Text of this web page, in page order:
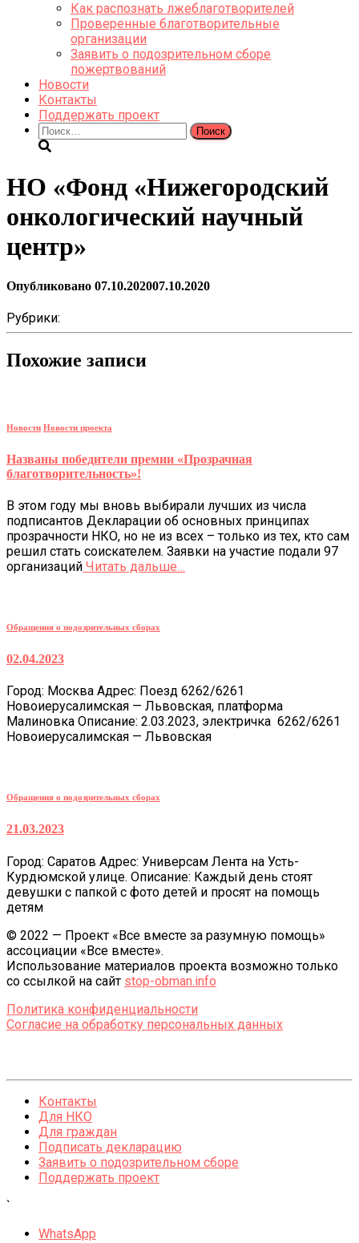
Как распознать лжеблаготворителей
Проверенные благотворительные
организации
Заявить о подозрительном сборе
пожертвований
Новости
Контакты
Поддержать проект
Найти:
НО «Фонд «Нижегородский
онкологический научный
центр»
Опубликовано 07.10.202007.10.2020
Рубрики:
Похожие записи
Новости Новости проекта
Названы победители премии «Прозрачная
благотворительность»!
В этом году мы вновь выбирали лучших из числа
подписантов Декларации об основных принципах
прозрачности НКО, но не из всех – только из тех, кто сам
решил стать соискателем. Заявки на участие подали 97
организаций Читать дальше…
Обращения о подозрительных сборах
02.04.2023
Город: Москва Адрес: Поезд 6262/6261
Новоиерусалимская — Львовская, платформа
Малиновка Описание: 2.03.2023, электричка 6262/6261
Новоиерусалимская — Львовская
Обращения о подозрительных сборах
21.03.2023
Город: Саратов Адрес: Универсам Лента на Усть-
Курдюмской улице. Описание: Каждый день стоят
девушки с папкой с фото детей и просят на помощь
детям
© 2022 — Проект «Все вместе за разумную помощь»
ассоциации «Все вместе».
Использование материалов проекта возможно только
со ссылкой на сайт stop-obman.info
Политика конфиденциальности
Согласие на обработку персональных данных
Контакты
Для НКО
Для граждан
Подписать декларацию
Заявить о подозрительном сборе
Поддержать проект
`
WhatsApp